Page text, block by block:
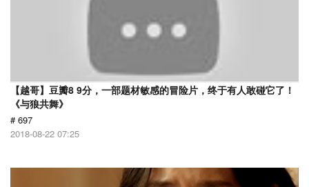
【越哥】豆瓣8 9分，一部题材敏感的冒险片，终于有人敢碰它了！
《与狼共舞》
# 697
2018-08-22 07:25